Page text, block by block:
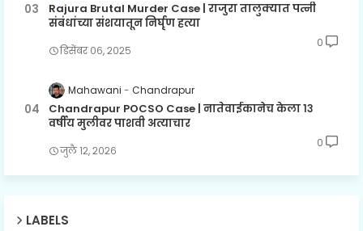
Rajura Brutal Murder Case | राजुरा तालुक्यात पत्नी
संबंधांच्या संशयातून निर्घृण हत्या
डिसेंबर ०६, २०२५
0
Mahawani Chandrapur
Chandrapur POCSO Case | नातेवाईकानेच केला १३
वर्षीय मुलीवर पाशवी अत्याचार
जुलै १२, २०२६
0
LABELS